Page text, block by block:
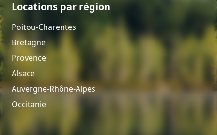
Locations par région
Poitou-Charentes
Bretagne
Provence
Alsace
Auvergne-Rhône-Alpes
Occitanie